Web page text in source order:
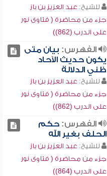
للشيخ: عبد العزيز بن باز
جزء من محاضرة ( فتاوى نور
على الدرب (862))
الفهرس: بيان متى
يكون حديث الآحاد
ظني الدلالة
للشيخ: عبد العزيز بن باز
جزء من محاضرة ( فتاوى نور
على الدرب (862))
الفهرس:حكم
الحلف بغير الله
للشيخ: عبد العزيز بن باز
جزء من محاضرة ( فتاوى نور
على الدرب (864))